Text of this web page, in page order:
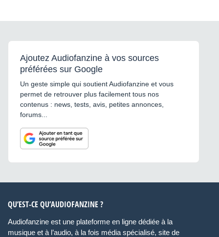
Ajoutez Audiofanzine à vos sources
préférées sur Google
Un geste simple qui soutient Audiofanzine et vous
permet de retrouver plus facilement tous nos
contenus : news, tests, avis, petites annonces,
forums...
QU’EST-CE QU’AUDIOFANZINE ?
Audiofanzine est une plateforme en ligne dédiée à la
musique et à l’audio, à la fois média spécialisé, site de